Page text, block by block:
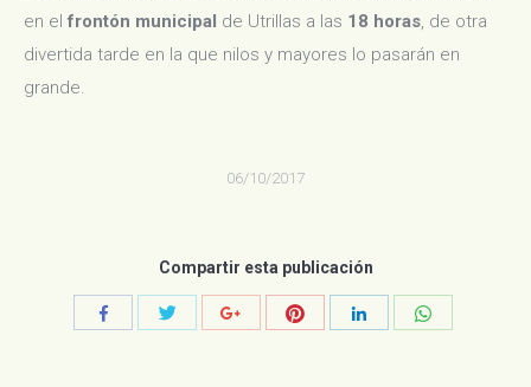
en el frontón municipal de Utrillas a las 18 horas, de otra
divertida tarde en la que nilos y mayores lo pasarán en
grande.
06/10/2017
Compartir esta publicación
CompartirCompartir CompartirCompartirCompartirCompartir